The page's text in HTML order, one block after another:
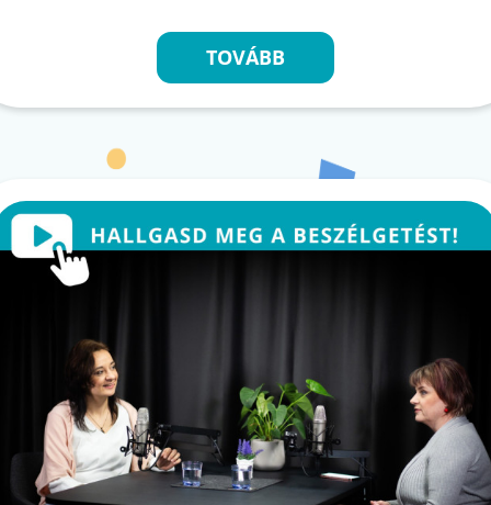
TOVÁBB